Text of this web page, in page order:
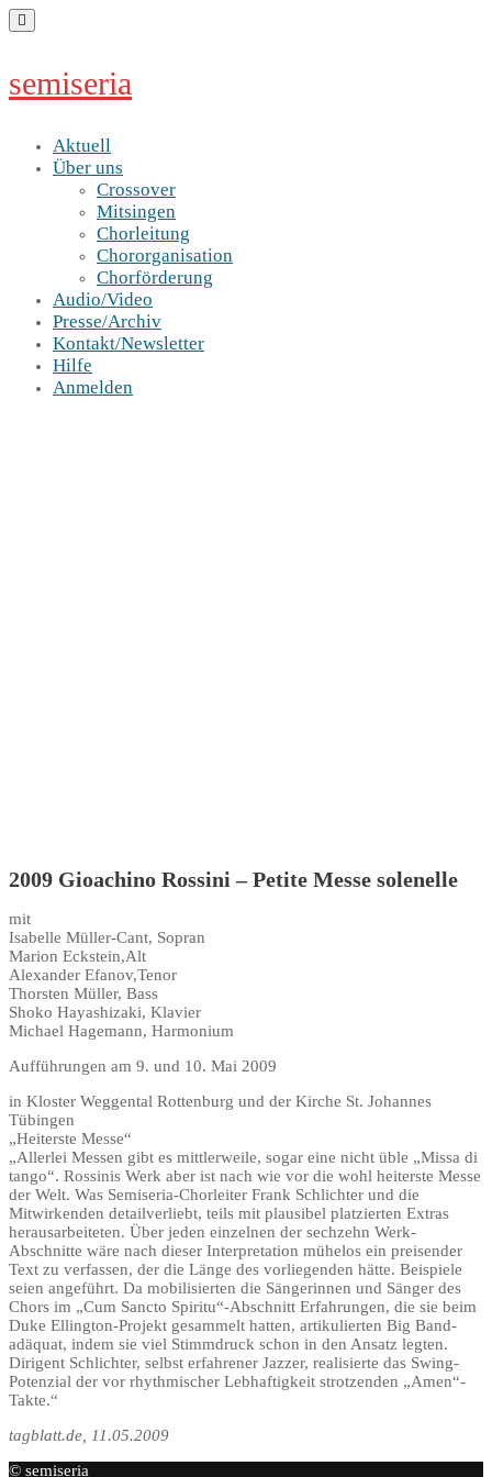
Skip
to
semiseria
Aktuell
Über uns
Crossover
Mitsingen
Chorleitung
Chororganisation
Chorförderung
Audio/Video
Presse/Archiv
Kontakt/Newsletter
Hilfe
Anmelden
2009 Gioachino Rossini – Petite Messe solenelle
mit
Isabelle Müller-Cant, Sopran
Marion Eckstein,Alt
Alexander Efanov,Tenor
Thorsten Müller, Bass
Shoko Hayashizaki, Klavier
Michael Hagemann, Harmonium
Aufführungen am 9. und 10. Mai 2009
in Kloster Weggental Rottenburg und der Kirche St. Johannes
Tübingen
„Heiterste Messe“
„Allerlei Messen gibt es mittlerweile, sogar eine nicht üble „Missa di
tango“. Rossinis Werk aber ist nach wie vor die wohl heiterste Messe
der Welt. Was Semiseria-Chorleiter Frank Schlichter und die
Mitwirkenden detailverliebt, teils mit plausibel platzierten Extras
herausarbeiteten. Über jeden einzelnen der sechzehn Werk-
Abschnitte wäre nach dieser Interpretation mühelos ein preisender
Text zu verfassen, der die Länge des vorliegenden hätte. Beispiele
seien angeführt. Da mobilisierten die Sängerinnen und Sänger des
Chors im „Cum Sancto Spiritu“-Abschnitt Erfahrungen, die sie beim
Duke Ellington-Projekt gesammelt hatten, artikulierten Big Band-
adäquat, indem sie viel Stimmdruck schon in den Ansatz legten.
Dirigent Schlichter, selbst erfahrener Jazzer, realisierte das Swing-
Potenzial der vor rhythmischer Lebhaftigkeit strotzenden „Amen“-
Takte.“
tagblatt.de, 11.05.2009
© semiseria